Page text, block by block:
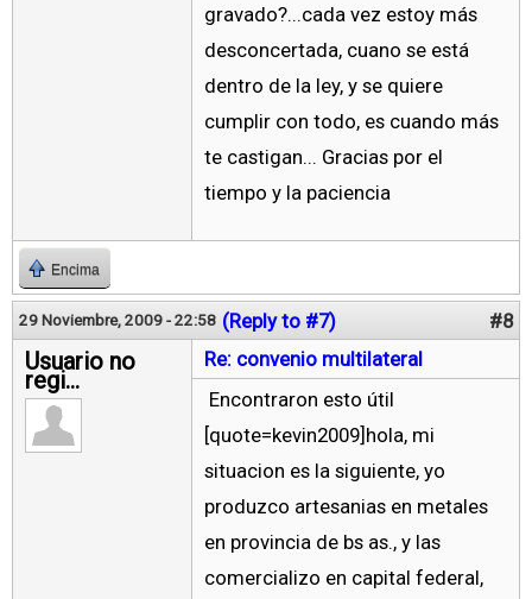
gravado?...cada vez estoy más
desconcertada, cuano se está
dentro de la ley, y se quiere
cumplir con todo, es cuando más
te castigan... Gracias por el
tiempo y la paciencia
Encima
29 Noviembre, 2009 - 22:58 (Reply to #7) #8
Usuario no
regi...
Re: convenio multilateral
Encontraron esto útil
[quote=kevin2009]hola, mi
situacion es la siguiente, yo
produzco artesanias en metales
en provincia de bs as., y las
comercializo en capital federal,